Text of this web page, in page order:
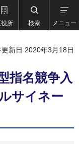
役所 検索 メニュー
更新日 2020年3月18日
指名競争入
サイネー